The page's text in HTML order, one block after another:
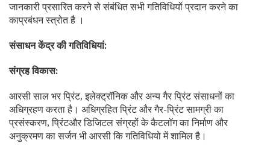
जानकारी प्रसारित करने से संबंधित सभी गतिविधियों प्रदान करने का
काप्रबंधन स्त्रोत है ।
संसाधन केंद्र की गतिविधियां:
संग्रह विकास:
आरसी साल भर प्रिंट, इलेक्ट्रॉनिक और अन्य गैर प्रिंट संसाधनों का
अधिग्रहण करता है। अधिग्रहित प्रिंट और गैर-प्रिंट सामग्री का
प्रसंस्करण, प्रिंटऔर डिजिटल संग्रहों के कैटलॉग का निर्माण और
अनुक्रमण का सर्जन भी आरसी कि गतिविधियो में शामिल है।